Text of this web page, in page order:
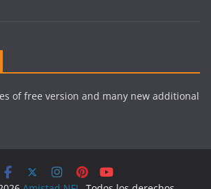
of free version and many new additional